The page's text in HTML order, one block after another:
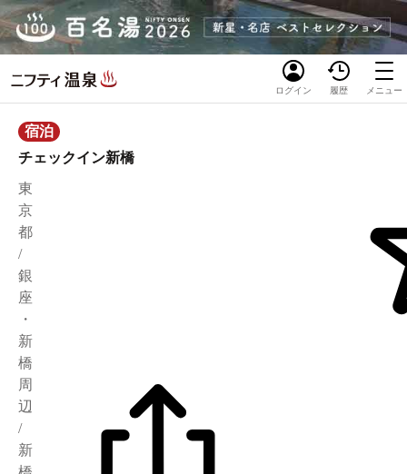
ログイン 履歴 メニュー
宿泊
チェックイン新橋
東
京
都
/
銀
座
・
新
橋
周
辺
/
新